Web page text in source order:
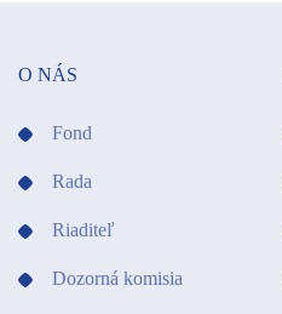
O NÁS
Fond
Rada
Riaditeľ
Dozorná komisia